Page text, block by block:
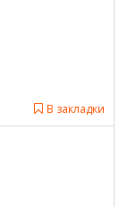
В закладки